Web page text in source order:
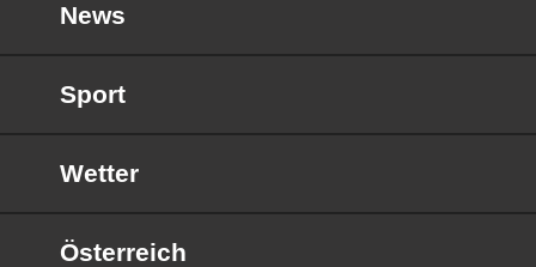
News
Sport
Wetter
Österreich